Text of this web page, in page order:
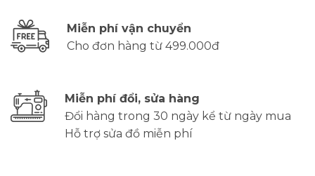
Miễn phí vận chuyển
Cho đơn hàng từ 499.000đ
Miễn phí đổi, sửa hàng
Đổi hàng trong 30 ngày kể từ ngày mua
Hỗ trợ sửa đồ miễn phí